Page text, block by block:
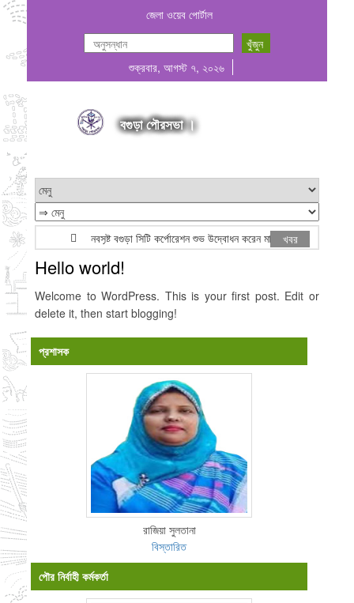
জেলা ওয়েব পোর্টাল
শুক্রবার, আগস্ট ৭, ২০২৬
বগুড়া পৌরসভা ।
নবসৃষ্ট বগুড়া সিটি কর্পোরেশন শুভ উদ্বোধন করেন মাননীয় প্রধানমন্ত্রী জনাব
খবর
Hello world!
Welcome to WordPress. This is your first post. Edit or
delete it, then start blogging!
প্রশাসক
রাজিয়া সুলতানা
বিস্তারিত
পৌর নির্বাহী কর্মকর্তা